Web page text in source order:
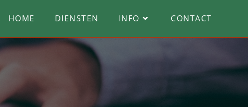
HOME DIENSTEN INFO CONTACT